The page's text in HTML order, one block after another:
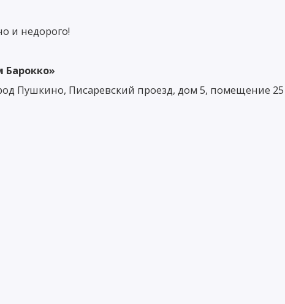
и недорого!
Барокко»
Пушкино, Писаревский проезд, дом 5, помещение 25